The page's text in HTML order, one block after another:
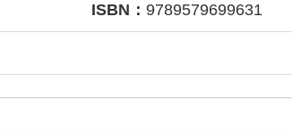
ISBN： 9789579699631